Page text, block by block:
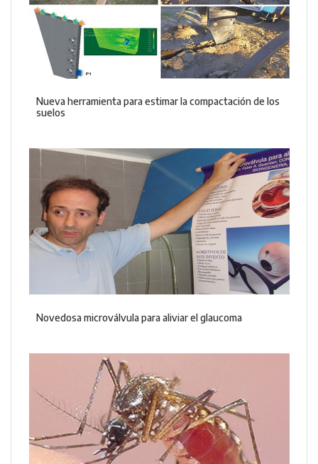
Nueva herramienta para estimar la compactación de los
suelos
Novedosa microválvula para aliviar el glaucoma